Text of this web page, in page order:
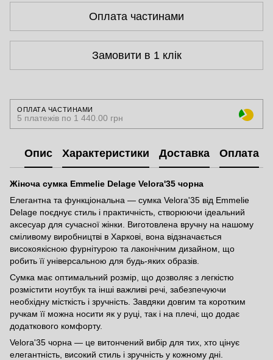
Оплата частинами
Замовити в 1 клік
ОПЛАТА ЧАСТИНАМИ
5 платежів по 1 440.00 грн
Опис Характеристики Доставка Оплата
Жіноча сумка Emmelie Delage Velora'35 чорна
Елегантна та функціональна — сумка Velora'35 від Emmelie
Delage поєднує стиль і практичність, створюючи ідеальний
аксесуар для сучасної жінки. Виготовлена вручну на нашому
сміливому виробництві в Харкові, вона відзначається
високоякісною фурнітурою та лаконічним дизайном, що
робить її універсальною для будь-яких образів.
Сумка має оптимальний розмір, що дозволяє з легкістю
розмістити ноутбук та інші важливі речі, забезпечуючи
необхідну місткість і зручність. Завдяки довгим та коротким
ручкам її можна носити як у руці, так і на плечі, що додає
додаткового комфорту.
Velora'35 чорна — це витончений вибір для тих, хто цінує
елегантність, високий стиль і зручність у кожному дні.